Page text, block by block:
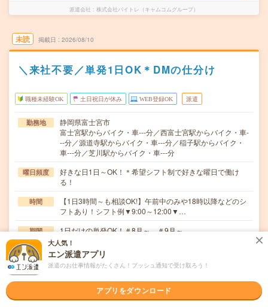
派遣会社 株式会社バイトレ（キャムコムグループ）
未読 掲載日 2026/08/10
＼来社不要／単発1日OK＊DMの仕分け
職種未経験OK 土日祝日が休み WEB登録OK 派遣
勤務地
静岡県富士宮市
富士宮駅からバイク・車---分／西富士宮駅からバイク・車-
--分／源道寺駅からバイク・車---分／稲子駅からバイク・
車---分／芝川駅からバイク・車---分
曜日頻度
好きな日1日～OK！＊希望シフト制で好きな曜日で働け
る！
時間
【1日3時間～も相談OK!】午前中のみや18時以降などのシ
フトあり！シフト例▼9:00～12:00▼…
期間 1日だけの単発OK！＃8月～ ＃9月～
時給 時給1,500円～1,875円
仕事内容
＼DMの仕分け／快適！オフィスなど室内のカンタン軽作
業書類整理や仕分けなどのシンプルワーク！未経験の…
応募資格
職種未経験OK / ブランクOK / パソコンスキル不要 / 英語力
大人気！
エン派遣アプリ
派遣のお仕事情報がたくさん！プッシュ通知で受け取ろう！
アプリをダウンロード